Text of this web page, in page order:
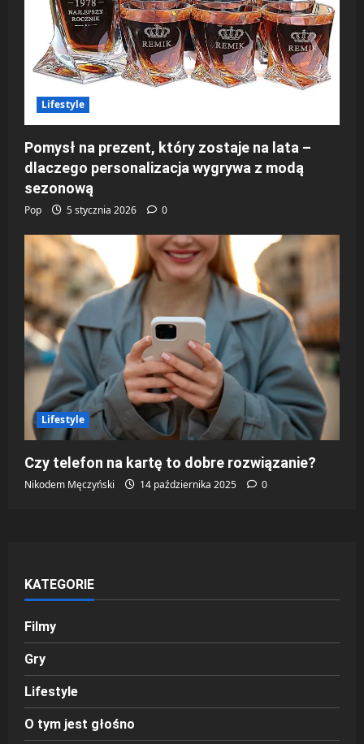
Lifestyle
Pomysł na prezent, który zostaje na lata –
dlaczego personalizacja wygrywa z modą
sezonową
Pop 5 stycznia 2026 0
Lifestyle
Czy telefon na kartę to dobre rozwiązanie?
Nikodem Męczyński 14 października 2025 0
KATEGORIE
Filmy
Gry
Lifestyle
O tym jest głośno